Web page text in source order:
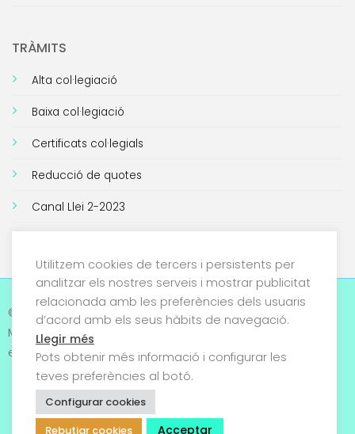
TRÀMITS
Alta col·legiació
Baixa col·legiació
Certificats col·legials
Reducció de quotes
Canal Llei 2-2023
© 2026 Col·legi Oficial de
Metges de Tarragona. Tots
els drets reservats
privacitat
Termes i condicions
Condicions generals de
Utilitzem cookies de tercers i persistents per
analitzar els nostres serveis i mostrar publicitat
relacionada amb les preferències dels usuaris
d’acord amb els seus hàbits de navegació.
Llegir més
Pots obtenir més informació i configurar les
teves preferències al botó.
Configurar cookies
Rebutjar cookies
Acceptar